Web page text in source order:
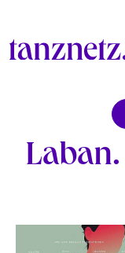
Laban